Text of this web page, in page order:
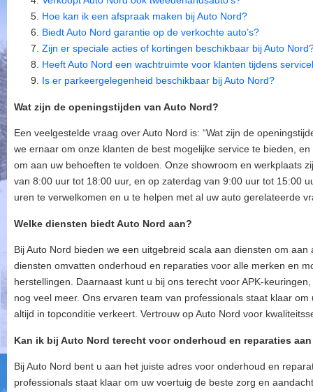
Hoe kan ik een afspraak maken bij Auto Nord?
Biedt Auto Nord garantie op de verkochte auto’s?
Zijn er speciale acties of kortingen beschikbaar bij Auto
Heeft Auto Nord een wachtruimte voor klanten tijdens
Is er parkeergelegenheid beschikbaar bij Auto Nord?
Wat zijn de openingstijden van Auto Nord?
Een veelgestelde vraag over Auto Nord is: “Wat zijn de
we ernaar om onze klanten de best mogelijke service te bieden,
om aan uw behoeften te voldoen. Onze showroom en werkplaats
van 8:00 uur tot 18:00 uur, en op zaterdag van 9:00 uur tot 15:00
uren te verwelkomen en u te helpen met al uw auto gerelateerde
Welke diensten biedt Auto Nord aan?
Bij Auto Nord bieden we een uitgebreid scala aan diensten om
diensten omvatten onderhoud en reparaties voor alle merken en
herstellingen. Daarnaast kunt u bij ons terecht voor APK-
nog veel meer. Ons ervaren team van professionals staat klaar
altijd in topconditie verkeert. Vertrouw op Auto Nord voor
Kan ik bij Auto Nord terecht voor onderhoud en reparaties
Bij Auto Nord bent u aan het juiste adres voor onderhoud en
professionals staat klaar om uw voertuig de beste zorg en